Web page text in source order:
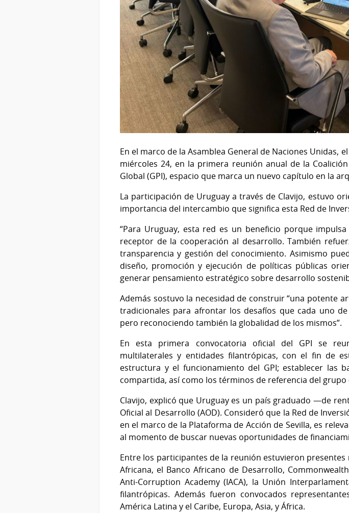
En el marco de la Asamblea General de Naciones Unidas,
miércoles 24, en la primera reunión anual de la
Global (GPI), espacio que marca un nuevo capítulo en la
La participación de Uruguay a través de Clavijo, estuvo
importancia del intercambio que significa esta Red de
“Para Uruguay, esta red es un beneficio porque
receptor de la cooperación al desarrollo. También
transparencia y gestión del conocimiento. Asimismo
diseño, promoción y ejecución de políticas públicas
generar pensamiento estratégico sobre desarrollo
Además sostuvo la necesidad de construir “una potente
tradicionales para afrontar los desafíos que cada uno
pero reconociendo también la globalidad de los mismos”.
En esta primera convocatoria oficial del GPI se
multilaterales y entidades filantrópicas, con el fin de
estructura y el funcionamiento del GPI; establecer las
compartida, así como los términos de referencia del
Clavijo, explicó que Uruguay es un país graduado —de
Oficial al Desarrollo (AOD). Consideró que la Red de
en el marco de la Plataforma de Acción de Sevilla, es
al momento de buscar nuevas oportunidades de
Entre los participantes de la reunión estuvieron
Africana, el Banco Africano de Desarrollo,
Anti-Corruption Academy (IACA), la Unión
filantrópicas. Además fueron convocados
América Latina y el Caribe, Europa, Asia, y África.